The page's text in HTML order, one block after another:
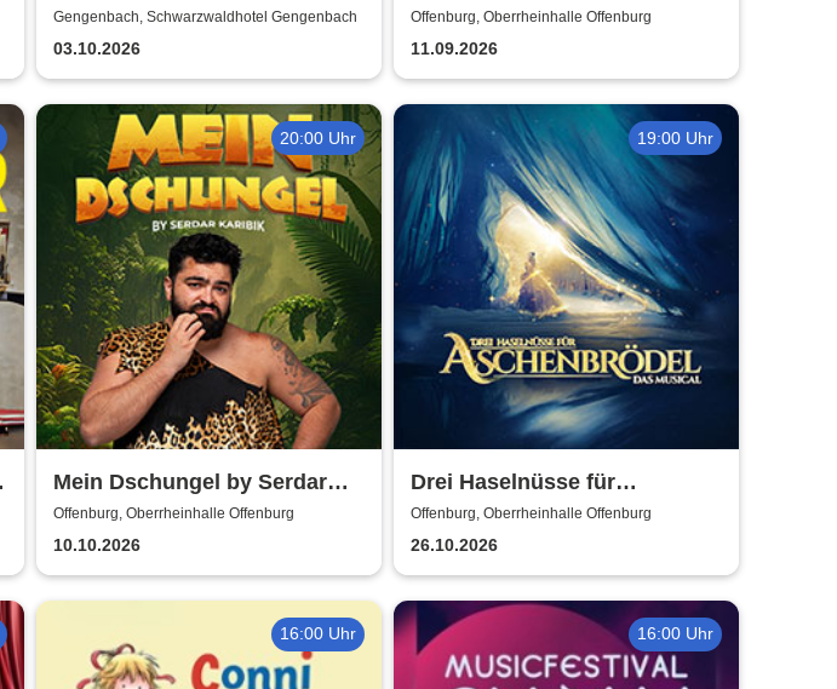
Gengenbach, Schwarzwaldhotel Gengenbach
03.10.2026
Flamencomanía Tour 26/27 -
Deutschlands größte
Flamenco-Tournee
Offenburg, Oberrheinhalle Offenburg
11.09.2026
20:00 Uhr
Mein Dschungel by Serdar
Karibik
Offenburg, Oberrheinhalle Offenburg
10.10.2026
19:00 Uhr
Drei Haselnüsse für
Aschenbrödel - Das Musical
Offenburg, Oberrheinhalle Offenburg
26.10.2026
16:00 Uhr 16:00 Uhr